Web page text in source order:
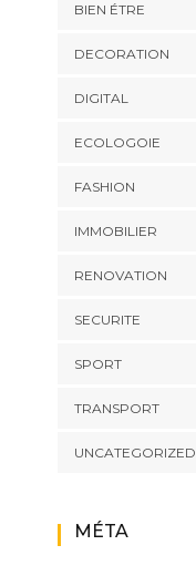
BIEN ÉTRE
DECORATION
DIGITAL
ECOLOGOIE
FASHION
IMMOBILIER
RENOVATION
SECURITE
SPORT
TRANSPORT
UNCATEGORIZED
MÉTA